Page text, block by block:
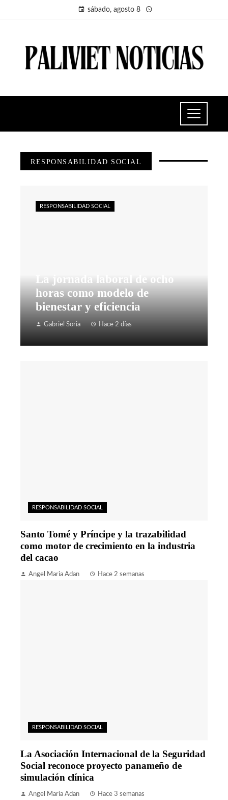
sábado, agosto 8
RESPONSABILIDAD SOCIAL
La jornada laboral de ocho
horas como modelo de
bienestar y eficiencia
Gabriel Soria Hace 2 días
RESPONSABILIDAD SOCIAL
RESPONSABILIDAD SOCIAL
Santo Tomé y Príncipe y la trazabilidad
como motor de crecimiento en la industria
del cacao
Angel Maria Adan Hace 2 semanas
RESPONSABILIDAD SOCIAL
La Asociación Internacional de la Seguridad
Social reconoce proyecto panameño de
simulación clínica
Angel Maria Adan Hace 3 semanas